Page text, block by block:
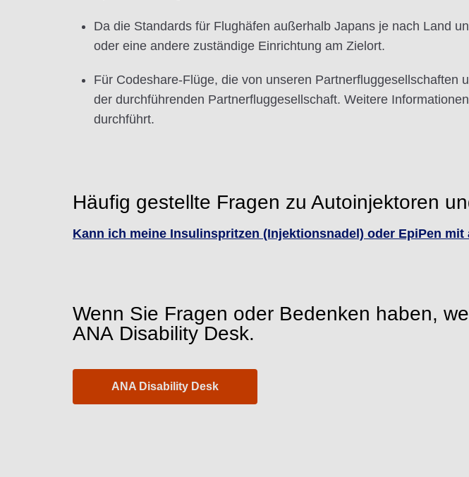
Da die Standards für Flughäfen außerhalb Japans je nach Land
oder eine andere zuständige Einrichtung am Zielort.
Für Codeshare-Flüge, die von unseren
der durchführenden Partnerfluggesellschaft. Weitere
durchführt.
Häufig gestellte Fragen zu Autoinjektoren
Kann ich meine Insulinspritzen (Injektionsnadel) oder EpiPen mit
Wenn Sie Fragen oder Bedenken haben,
ANA Disability Desk.
ANA Disability Desk